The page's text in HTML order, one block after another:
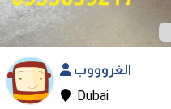
الغروووب
Dubai